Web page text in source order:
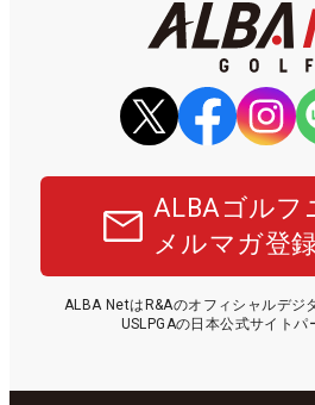
ALBAゴルフ
メルマガ登
ALBA NetはR&Aのオフィシャルデジ
USLPGAの日本公式サイトパ